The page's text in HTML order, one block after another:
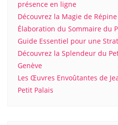
présence en ligne
Découvrez la Magie de
Élaboration du Sommaire du
Guide Essentiel pour une
Découvrez la Splendeur du
Genève
Les Œuvres Envoûtantes de
Petit Palais